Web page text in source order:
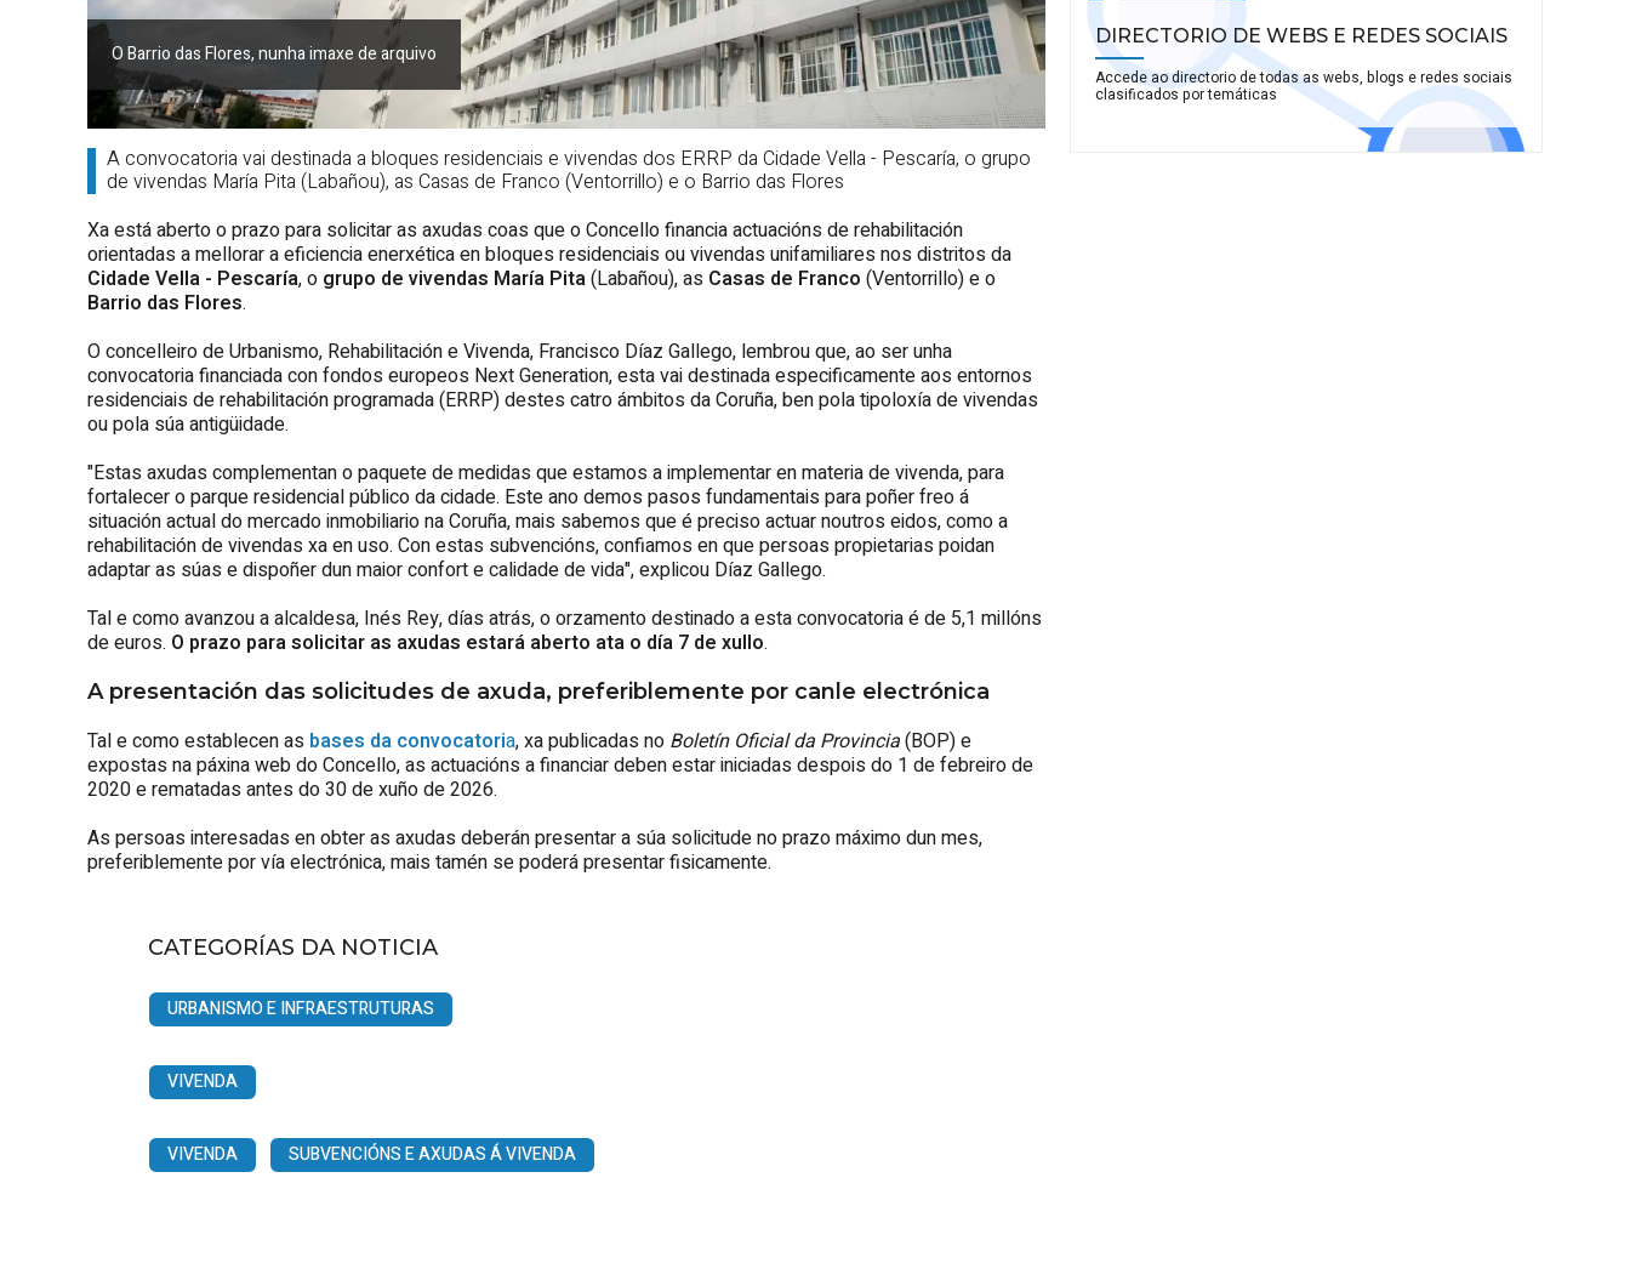
O Barrio das Flores, nunha imaxe de arquivo
A convocatoria vai destinada a bloques residenciais e vivendas dos ERRP da Cidade Vella - Pescaría, o grupo
de vivendas María Pita (Labañou), as Casas de Franco (Ventorrillo) e o Barrio das Flores
Xa está aberto o prazo para solicitar as axudas coas que o Concello financia actuacións de rehabilitación
orientadas a mellorar a eficiencia enerxética en bloques residenciais ou vivendas unifamiliares nos distritos da
Cidade Vella - Pescaría, o grupo de vivendas María Pita(Labañou), as Casas de Franco (Ventorrillo) e o
Barrio das Flores.
O concelleiro de Urbanismo, Rehabilitación e Vivenda, Francisco Díaz Gallego, lembrou que, ao ser unha
convocatoria financiada con fondos europeos Next Generation, esta vai destinada especificamente aos entornos
residenciais de rehabilitación programada (ERRP) destes catro ámbitos da Coruña, ben pola tipoloxía de vivendas
ou pola súa antigüidade.
"Estas axudas complementan o paquete de medidas que estamos a implementar en materia de vivenda, para
fortalecer o parque residencial público da cidade. Este ano demos pasos fundamentais para poñer freo á
situación actual do mercado inmobiliario na Coruña, mais sabemos que é preciso actuar noutros eidos, como a
rehabilitación de vivendas xa en uso. Con estas subvencións, confiamos en que persoas propietarias poidan
adaptar as súas e dispoñer dun maior confort e calidade de vida", explicou Díaz Gallego.
Tal e como avanzou a alcaldesa, Inés Rey, días atrás, o orzamento destinado a esta convocatoria é de 5,1 millóns
de euros. O prazo para solicitar as axudas estará aberto ata o día 7 de xullo.
A presentación das solicitudes de axuda, preferiblemente por canle electrónica
Tal e como establecen as bases da convocatoria, xa publicadas no Boletín Oficial da Provincia(BOP) e
expostas na páxina web do Concello, as actuacións a financiar deben estar iniciadas despois do 1 de febreiro de
2020 e rematadas antes do 30 de xuño de 2026.
As persoas interesadas en obter as axudas deberán presentar a súa solicitude no prazo máximo dun mes,
preferiblemente por vía electrónica, mais tamén se poderá presentar fisicamente.
CATEGORÍAS DA NOTICIA
URBANISMO E INFRAESTRUTURAS
VIVENDA
VIVENDA SUBVENCIÓNS E AXUDAS Á VIVENDA
DIRECTORIO DE WEBS E REDES SOCIAIS
Accede ao directorio de todas as webs, blogs e redes sociais
clasificados por temáticas